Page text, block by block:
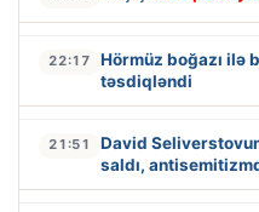
22:17
Hörmüz boğazı ilə
təsdiqləndi
21:51
David
saldı,